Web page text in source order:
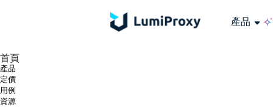
產品
首頁
產品
定價
用例
資源